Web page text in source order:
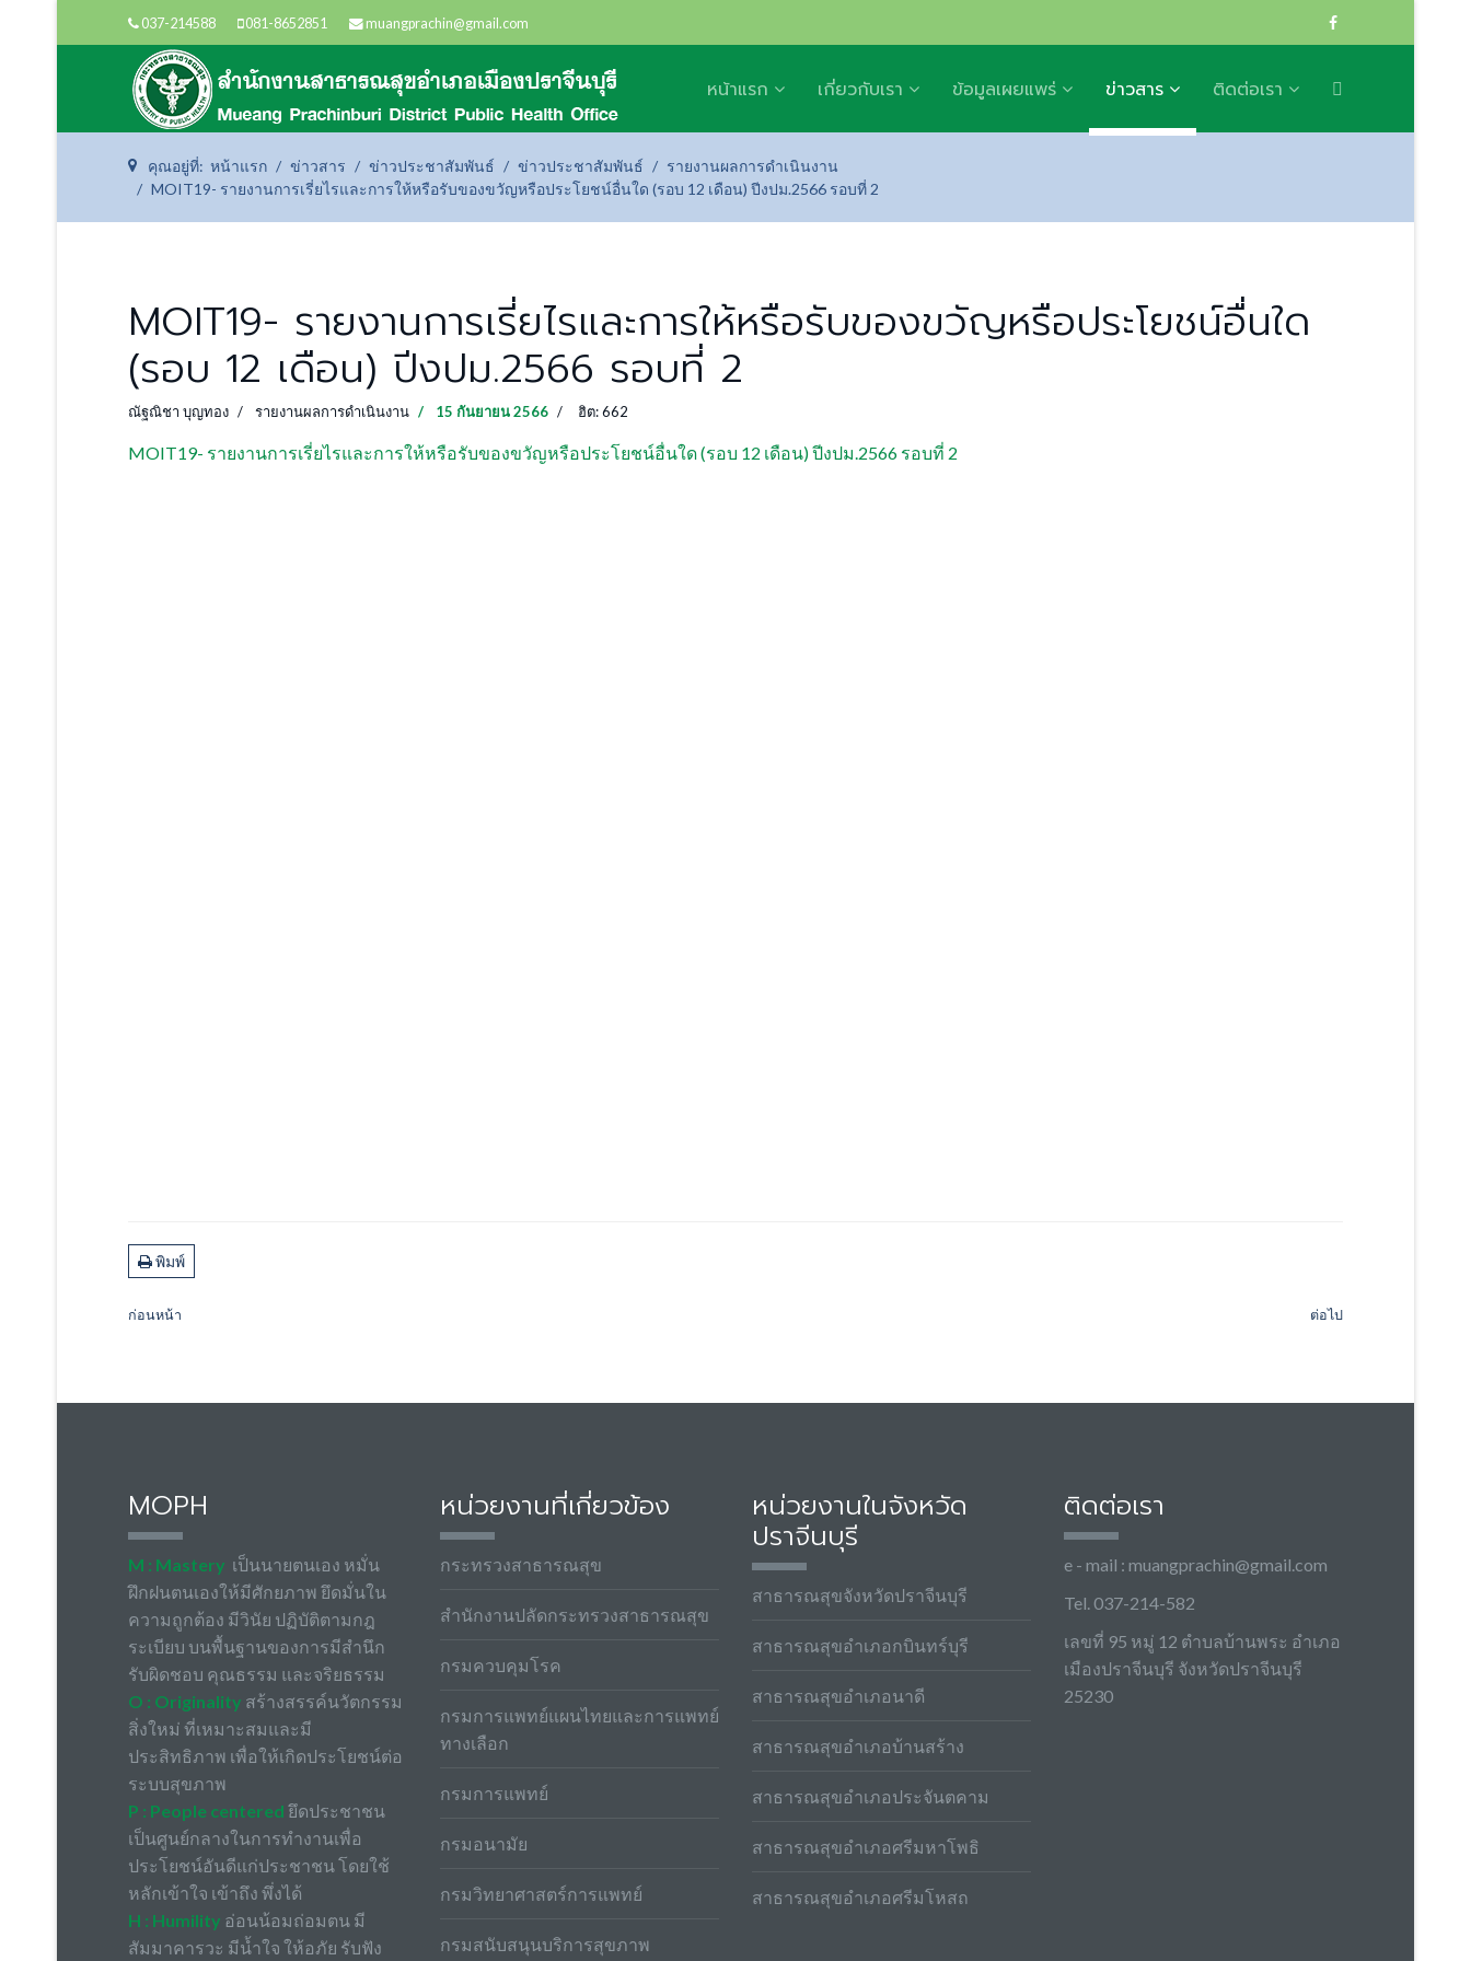
037-214588 081-8652851 muangprachin@gmail.com
หน้าแรก เกี่ยวกับเรา ข้อมูลเผยแพร่ ข่าวสาร ติดต่อเรา
คุณอยู่ที่: หน้าแรก ข่าวสาร ข่าวประชาสัมพันธ์ ข่าวประชาสัมพันธ์
รายงานผลการดำเนินงาน
MOIT19- รายงานการเรี่ยไรและการให้หรือรับของขวัญหรือประโยชน์อื่นใด (รอบ 12 เดือน) ปีงปม.2566 รอบที่ 2
MOIT19- รายงานการเรี่ยไรและการให้หรือรับของขวัญหรือประโยชน์อื่นใด
(รอบ 12 เดือน) ปีงปม.2566 รอบที่ 2
ณัฐณิชา บุญทอง รายงานผลการดำเนินงาน 15 กันยายน 2566 ฮิต: 662
MOIT19- รายงานการเรี่ยไรและการให้หรือรับของขวัญหรือประโยชน์อื่นใด (รอบ 12 เดือน) ปีงปม.2566 รอบที่ 2
พิมพ์
ก่อนหน้า ต่อไป
MOPH
M : Mastery เป็นนายตนเอง หมั่น
ฝึกฝนตนเองให้มีศักยภาพ ยึดมั่นใน
ความถูกต้อง มีวินัย ปฏิบัติตามกฎ
ระเบียบ บนพื้นฐานของการมีสำนึก
รับผิดชอบ คุณธรรม และจริยธรรม
O : Originality สร้างสรรค์นวัตกรรม
สิ่งใหม่ ที่เหมาะสมและมี
ประสิทธิภาพ เพื่อให้เกิดประโยชน์ต่อ
ระบบสุขภาพ
P : People centered ยึดประชาชน
เป็นศูนย์กลางในการทำงานเพื่อ
ประโยชน์อันดีแก่ประชาชน โดยใช้
หลักเข้าใจ เข้าถึง พึ่งได้
H : Humility อ่อนน้อมถ่อมตน มี
สัมมาคารวะ มีน้ำใจ ให้อภัย รับฟัง
หน่วยงานที่เกี่ยวข้อง
กระทรวงสาธารณสุข
สำนักงานปลัดกระทรวงสาธารณสุข
กรมควบคุมโรค
กรมการแพทย์แผนไทยและการแพทย์
ทางเลือก
กรมการแพทย์
กรมอนามัย
กรมวิทยาศาสตร์การแพทย์
กรมสนับสนุนบริการสุขภาพ
หน่วยงานในจังหวัด
ปราจีนบุรี
สาธารณสุขจังหวัดปราจีนบุรี
สาธารณสุขอำเภอกบินทร์บุรี
สาธารณสุขอำเภอนาดี
สาธารณสุขอำเภอบ้านสร้าง
สาธารณสุขอำเภอประจันตคาม
สาธารณสุขอำเภอศรีมหาโพธิ
สาธารณสุขอำเภอศรีมโหสถ
ติดต่อเรา
e - mail : muangprachin@gmail.com
Tel. 037-214-582
เลขที่ 95 หมู่ 12 ตำบลบ้านพระ อำเภอ
เมืองปราจีนบุรี จังหวัดปราจีนบุรี
25230